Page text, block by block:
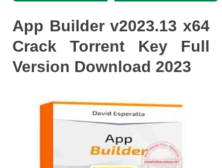
App Builder v2023.13 x64
Crack Torrent Key Full
Version Download 2023